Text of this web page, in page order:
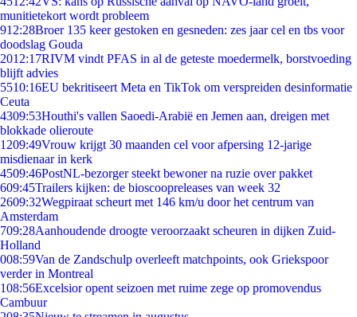
munitietekort wordt probleem
912:28Broer 135 keer gestoken en gesneden: zes jaar cel en tbs voor
doodslag Gouda
2012:17RIVM vindt PFAS in al de geteste moedermelk, borstvoeding
blijft advies
5510:16EU bekritiseert Meta en TikTok om verspreiden desinformatie
Ceuta
4309:53Houthi's vallen Saoedi-Arabië en Jemen aan, dreigen met
blokkade olieroute
1209:49Vrouw krijgt 30 maanden cel voor afpersing 12-jarige
misdienaar in kerk
4509:46PostNL-bezorger steekt bewoner na ruzie over pakket
609:45Trailers kijken: de bioscoopreleases van week 32
2609:32Wegpiraat scheurt met 146 km/u door het centrum van
Amsterdam
709:28Aanhoudende droogte veroorzaakt scheuren in dijken Zuid-
Holland
008:59Van de Zandschulp overleeft matchpoints, ook Griekspoor
verder in Montreal
108:56Excelsior opent seizoen met ruime zege op promovendus
Cambuur